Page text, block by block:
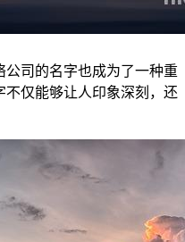
司的名字也成为了一种重
仅能够让人印象深刻，还